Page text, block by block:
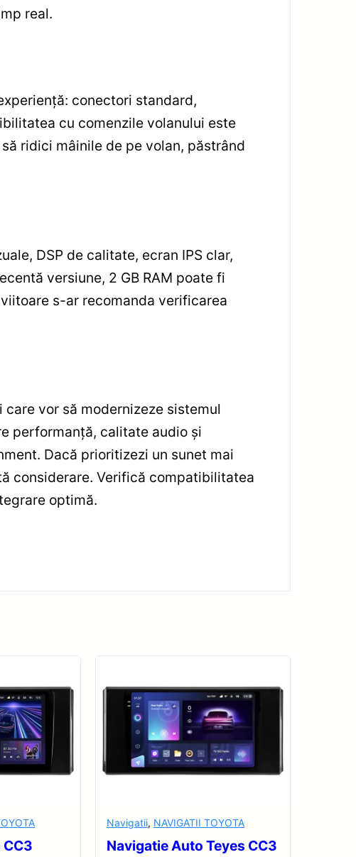
real.
conectori standard,
cu comenzile volanului este
ridici mâinile de pe volan, păstrând
DSP de calitate, ecran IPS clar,
versiune, 2 GB RAM poate fi
s-ar recomanda verificarea
vor să modernizeze sistemul
performanță, calitate audio și
Dacă prioritizezi un sunet mai
considerare. Verifică compatibilitatea
optimă.
CC3
Navigatii, NAVIGATII TOYOTA
Navigatie Auto Teyes CC3